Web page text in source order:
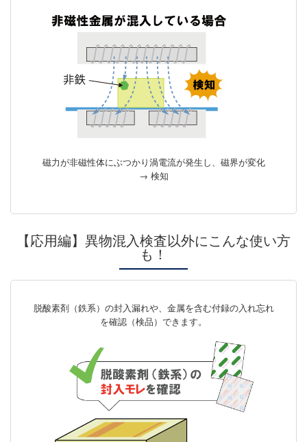
磁力が非磁性体にぶつかり渦電流が発生し、磁界が変化
→ 検知
【応用編】異物混入検査以外にこんな使い方
も！
脱酸素剤（鉄系）の封入漏れや、金属を含む付録の入れ忘れ
を確認（検品）できます。